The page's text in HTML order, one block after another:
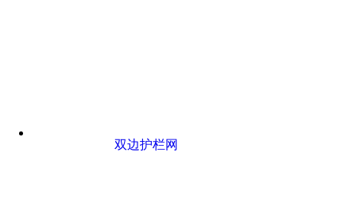
双边护栏网